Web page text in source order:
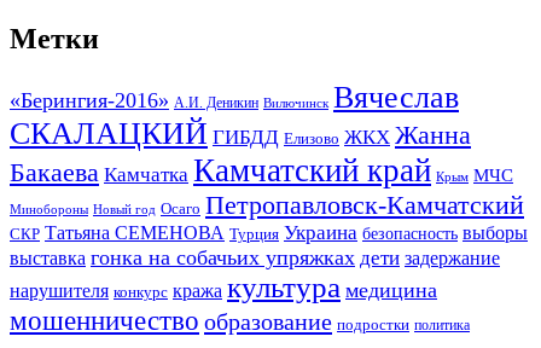
Метки
«Берингия-2016» А.И. Деникин Вилючинск Вячеслав
СКАЛАЦКИЙ ГИБДД Елизово ЖКХ Жанна
Бакаева Камчатка Камчатский край Крым МЧС
Минобороны Новый год Осаго Петропавловск-Камчатский
СКР Татьяна СЕМЕНОВА Турция Украина безопасность выборы
выставка гонка на собачьих упряжках дети задержание
нарушителя конкурс кража культура медицина
мошенничество образование подростки политика